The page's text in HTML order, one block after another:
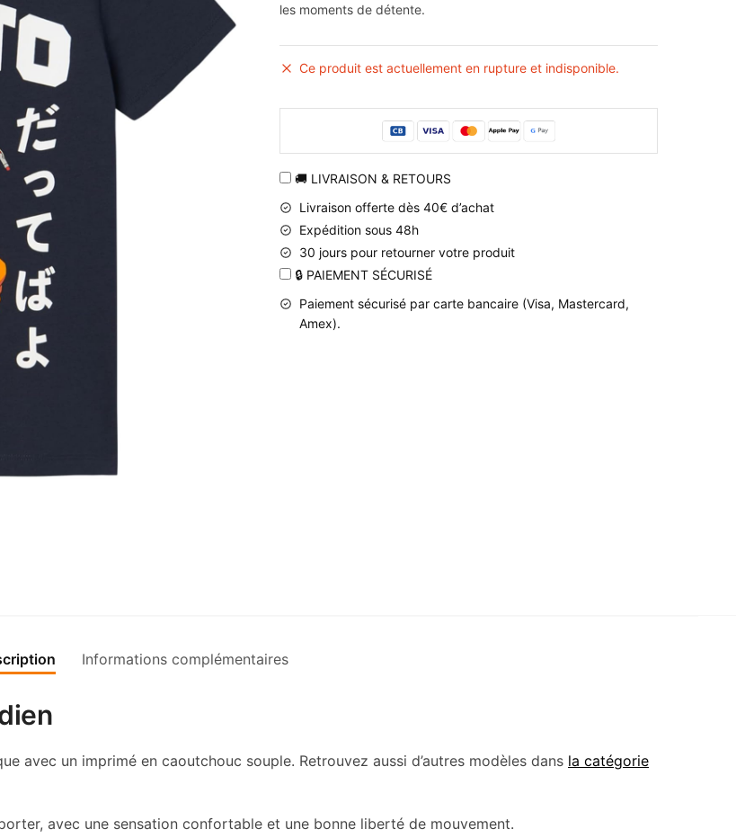
les moments de détente.
Ce produit est actuellement en rupture et indisponible.
🚚 LIVRAISON & RETOURS
Livraison offerte dès 40€ d’achat
Expédition sous 48h
30 jours pour retourner votre produit
🔒 PAIEMENT SÉCURISÉ
Paiement sécurisé par carte bancaire (Visa, Mastercard,
Amex).
Informations complémentaires
avec un imprimé en caoutchouc souple. Retrouvez aussi d’autres modèles dans la catégorie
avec une sensation confortable et une bonne liberté de mouvement.